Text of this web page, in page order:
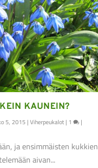
KAUNEIN?
5, 2015 |Viherpeukalot | 1 |
ja ensimmäisten kukkien
aivan...